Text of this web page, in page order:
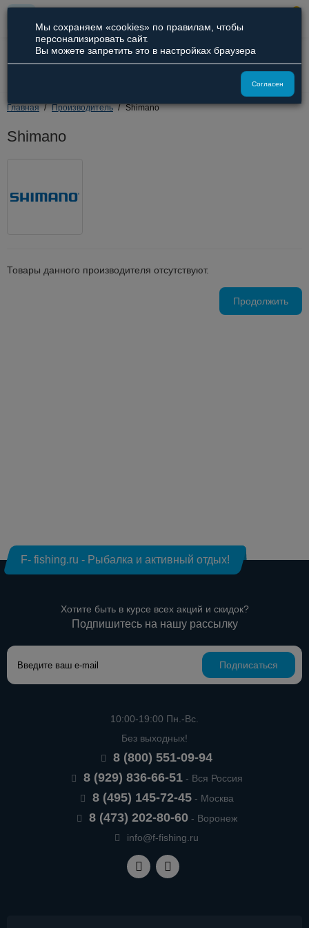
8 (800) 551-09-94
8 (929) 836-66-51
Главная Производитель Shimano
Shimano
Товары данного производителя отсутствуют.
Продолжить
F- fishing.ru - Рыбалка и активный отдых!
Хотите быть в курсе всех акций и скидок?
Подпишитесь на нашу рассылку
Подписаться
10:00-19:00 Пн.-Вс.
Без выходных!
8 (800) 551-09-94
8 (929) 836-66-51- Вся Россия
8 (495) 145-72-45- Москва
8 (473) 202-80-60- Воронеж
info@f-fishing.ru
Мы сохраняем «cookies» по правилам, чтобы
персонализировать сайт.
Вы можете запретить это в настройках браузера
Согласен